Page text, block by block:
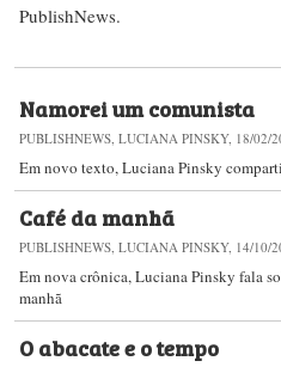
PublishNews.
Namorei um comunista
PUBLISHNEWS, LUCIANA PINSKY, 18/02/
Em novo texto, Luciana Pinsky
Café da manhã
PUBLISHNEWS, LUCIANA PINSKY, 14/10/
Em nova crônica, Luciana Pinsky fala
manhã
O abacate e o tempo